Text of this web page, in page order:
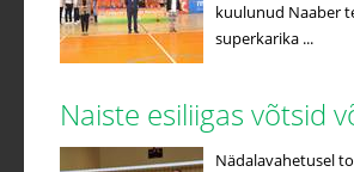
kuulunud Naaber
superkarika ...
Naiste esiliigas võtsid
Nädalavahetusel